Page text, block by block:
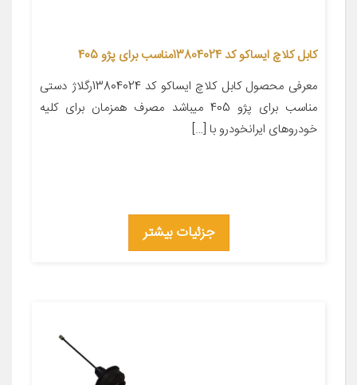
کابل کلاچ ایساکو کد 13804024مناسب برای پژو 405
معرفی محصول کابل کلاچ ایساکو کد 13804024رگلاژ دستی
مناسب برای پژو 405 میباشد مصرف همزمان برای کلیه
خودروهای ایرانخودرو با […]
جزئیات بیشتر